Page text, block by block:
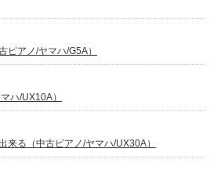
ピアノ/ヤマハ/G5A）
ハ/UX10A）
来る（中古ピアノ/ヤマハ/UX30A）